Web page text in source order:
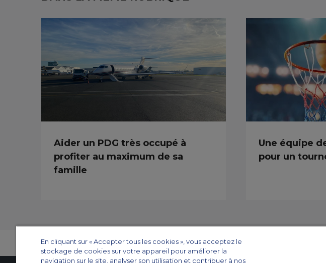
Aider un PDG très occupé à
profiter au maximum de sa
famille
Une équipe
pour un
En cliquant sur « Accepter tous les cookies », vous acceptez le
stockage de cookies sur votre appareil pour améliorer la
navigation sur le site, analyser son utilisation et contribuer à nos